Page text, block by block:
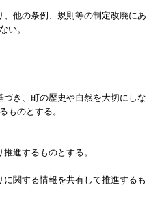
他の条例、規則等の制定改廃にあ
い。
き、町の歴史や自然を大切にしな
ものとする。
進するものとする。
関する情報を共有して推進するも